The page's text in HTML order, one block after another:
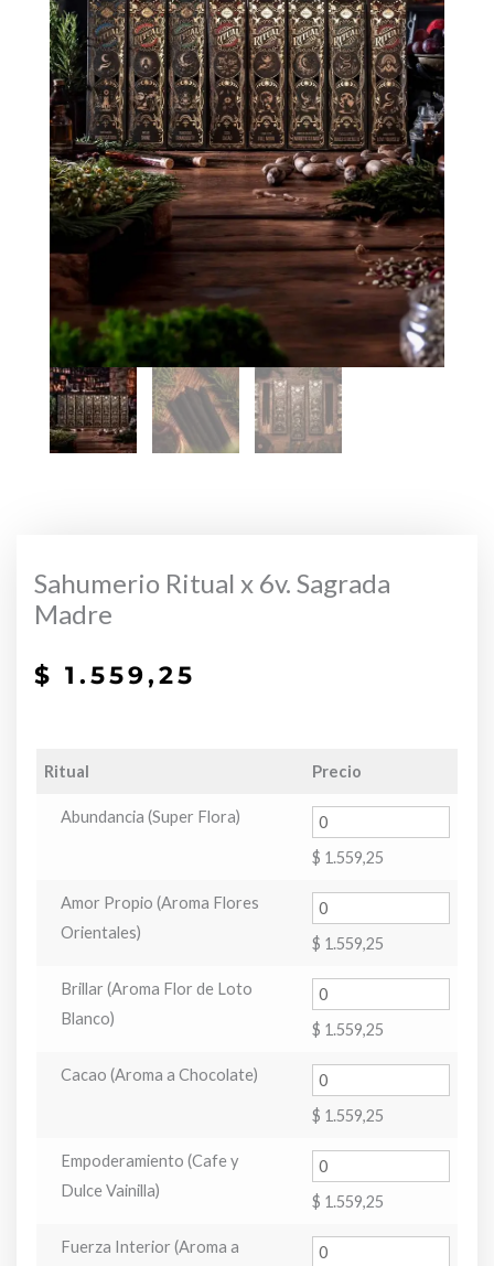
Sahumerio Ritual x 6v. Sagrada
Madre
$ 1.559,25
Ritual Precio
Abundancia (Super Flora)
$ 1.559,25
Amor Propio (Aroma Flores
Orientales)
$ 1.559,25
Brillar (Aroma Flor de Loto
Blanco)
$ 1.559,25
Cacao (Aroma a Chocolate)
$ 1.559,25
Empoderamiento (Cafe y
Dulce Vainilla)
$ 1.559,25
Fuerza Interior (Aroma a